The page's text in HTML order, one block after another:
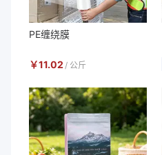
PE缠绕膜
￥11.02 / 公斤